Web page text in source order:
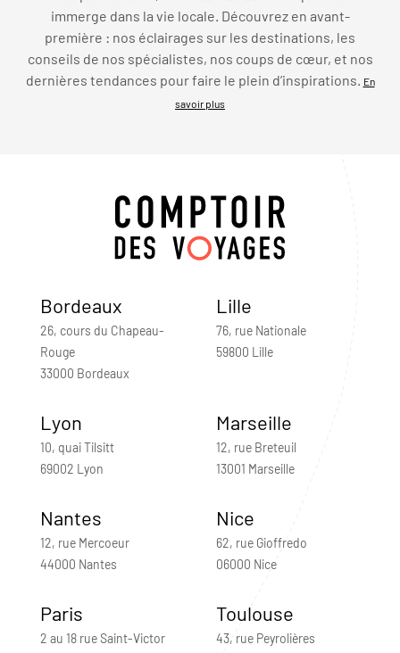
immerge dans la vie locale. Découvrez en avant-
première : nos éclairages sur les destinations, les
conseils de nos spécialistes, nos coups de cœur, et nos
dernières tendances pour faire le plein d’inspirations. En
savoir plus
Bordeaux
26, cours du Chapeau-
Rouge
33000 Bordeaux
Lille
76, rue Nationale
59800 Lille
Lyon
10, quai Tilsitt
69002 Lyon
Marseille
12, rue Breteuil
13001 Marseille
Nantes
12, rue Mercoeur
44000 Nantes
Nice
62, rue Gioffredo
06000 Nice
Paris
2 au 18 rue Saint-Victor
Toulouse
43, rue Peyrolières